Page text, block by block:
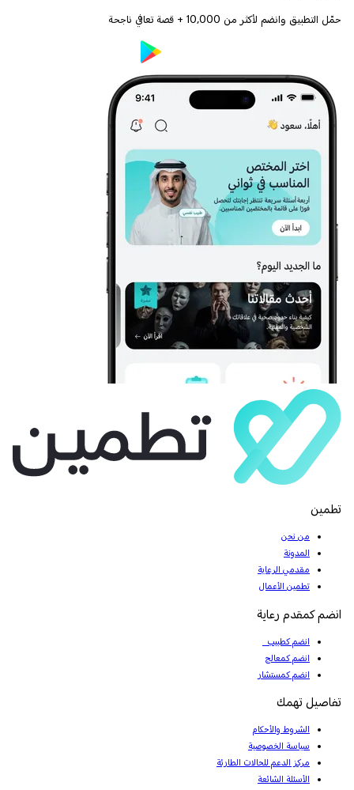
حمّل التطبيق وانضم لأكثر من 10,000 + قصة تعافي ناجحة
تطمين
من نحن
المدونة
مقدمي الرعاية
تطمين الأعمال
انضم كمقدم رعاية
انضم كطبيب
انضم كمعالج
انضم كمستشار
تفاصيل تهمك
الشروط والأحكام
سياسة الخصوصية
مركز الدعم للحالات الطارئة
الأسئلة الشائعة